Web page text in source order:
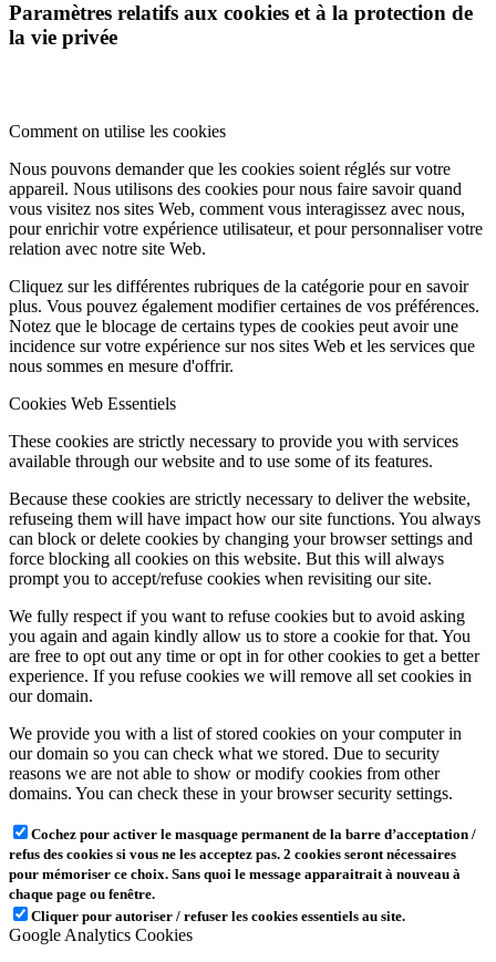
Paramètres relatifs aux cookies et à la protection de
la vie privée
Comment on utilise les cookies
Nous pouvons demander que les cookies soient réglés sur votre
appareil. Nous utilisons des cookies pour nous faire savoir quand
vous visitez nos sites Web, comment vous interagissez avec nous,
pour enrichir votre expérience utilisateur, et pour personnaliser votre
relation avec notre site Web.
Cliquez sur les différentes rubriques de la catégorie pour en savoir
plus. Vous pouvez également modifier certaines de vos préférences.
Notez que le blocage de certains types de cookies peut avoir une
incidence sur votre expérience sur nos sites Web et les services que
nous sommes en mesure d'offrir.
Cookies Web Essentiels
These cookies are strictly necessary to provide you with services
available through our website and to use some of its features.
Because these cookies are strictly necessary to deliver the website,
refuseing them will have impact how our site functions. You always
can block or delete cookies by changing your browser settings and
force blocking all cookies on this website. But this will always
prompt you to accept/refuse cookies when revisiting our site.
We fully respect if you want to refuse cookies but to avoid asking
you again and again kindly allow us to store a cookie for that. You
are free to opt out any time or opt in for other cookies to get a better
experience. If you refuse cookies we will remove all set cookies in
our domain.
We provide you with a list of stored cookies on your computer in
our domain so you can check what we stored. Due to security
reasons we are not able to show or modify cookies from other
domains. You can check these in your browser security settings.
Cochez pour activer le masquage permanent de la barre d’acceptation /
refus des cookies si vous ne les acceptez pas. 2 cookies seront nécessaires
pour mémoriser ce choix. Sans quoi le message apparaitrait à nouveau à
chaque page ou fenêtre.
Cliquer pour autoriser / refuser les cookies essentiels au site.
Google Analytics Cookies